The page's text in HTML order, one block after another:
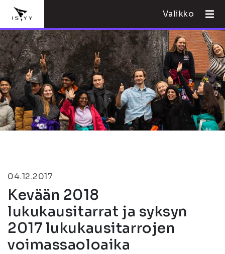
Valikko
04.12.2017
Kevään 2018
lukukausitarrat ja syksyn
2017 lukukausitarrojen
voimassaoloaika